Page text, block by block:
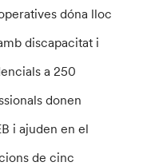
dóna lloc
discapacitat i
a 250
donen
i ajuden en el
de cinc